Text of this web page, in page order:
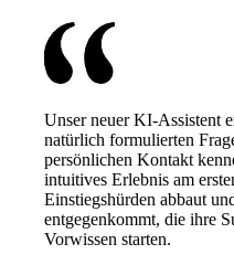
Unser neuer KI-Assistent
natürlich formulierten
persönlichen Kontakt
intuitives Erlebnis am
Einstiegshürden abbaut
entgegenkommt, die ihre
Vorwissen starten.